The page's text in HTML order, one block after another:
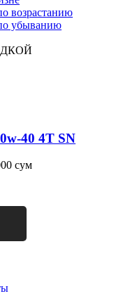
возрастанию
убыванию
40 4T SN
сум